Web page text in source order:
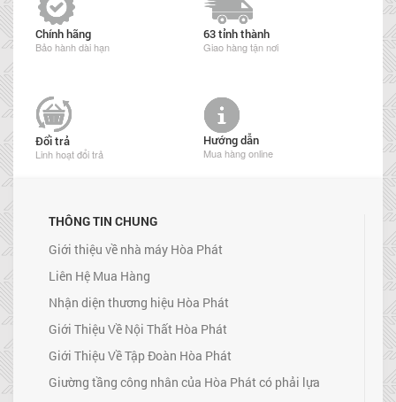
Chính hãng
Bảo hành dài hạn
63 tỉnh thành
Giao hàng tận nơi
Đổi trả
Linh hoạt đổi trả
Hướng dẫn
Mua hàng online
THÔNG TIN CHUNG
Giới thiệu về nhà máy Hòa Phát
Liên Hệ Mua Hàng
Nhận diện thương hiệu Hòa Phát
Giới Thiệu Về Nội Thất Hòa Phát
Giới Thiệu Về Tập Đoàn Hòa Phát
Giường tầng công nhân của Hòa Phát có phải lựa